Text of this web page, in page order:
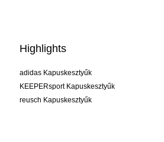
Highlights
adidas Kapuskesztyűk
KEEPERsport Kapuskesztyűk
reusch Kapuskesztyűk